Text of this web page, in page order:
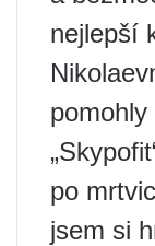
nejlepší
po
jsem si